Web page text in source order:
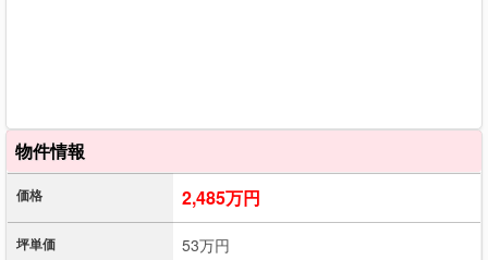
物件情報
価格 2,485万円
坪単価 53万円